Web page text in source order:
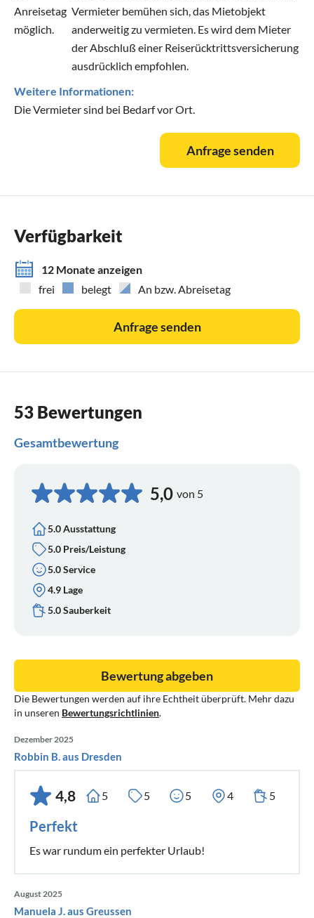
Anreisetag
möglich.
Vermieter bemühen sich, das Mietobjekt
anderweitig zu vermieten. Es wird dem Mieter
der Abschluß einer Reiserücktrittsversicherung
ausdrücklich empfohlen.
Weitere Informationen:
Die Vermieter sind bei Bedarf vor Ort.
Anfrage senden
Verfügbarkeit
12 Monate anzeigen
frei
belegt An bzw. Abreisetag
Anfrage senden
53 Bewertungen
Gesamtbewertung
5,0 von 5
5.0 Ausstattung
5.0 Preis/Leistung
5.0 Service
4.9 Lage
5.0 Sauberkeit
Die Bewertungen werden auf ihre Echtheit überprüft. Mehr dazu
in unseren Bewertungsrichtlinien.
Bewertung abgeben
Dezember 2025
Robbin B. aus Dresden
4,8 5 5 5 4 5
Perfekt
Es war rundum ein perfekter Urlaub!
August 2025
Manuela J. aus Greussen